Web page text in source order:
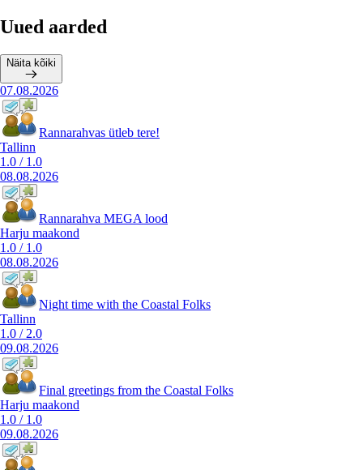
Uued aarded
Näita kõiki
07.08.2026
Rannarahvas ütleb tere!
Tallinn
1.0 / 1.0
08.08.2026
Rannarahva MEGA lood
Harju maakond
1.0 / 1.0
08.08.2026
Night time with the Coastal Folks
Tallinn
1.0 / 2.0
09.08.2026
Final greetings from the Coastal Folks
Harju maakond
1.0 / 1.0
09.08.2026